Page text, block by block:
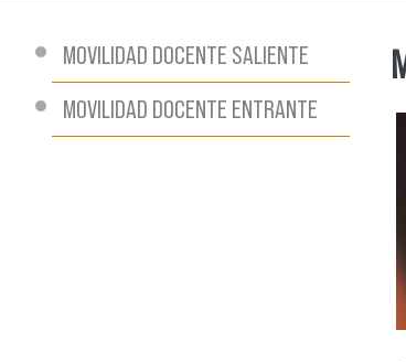
MOVILIDAD DOCENTE SALIENTE
MOVILIDAD DOCENTE ENTRANTE